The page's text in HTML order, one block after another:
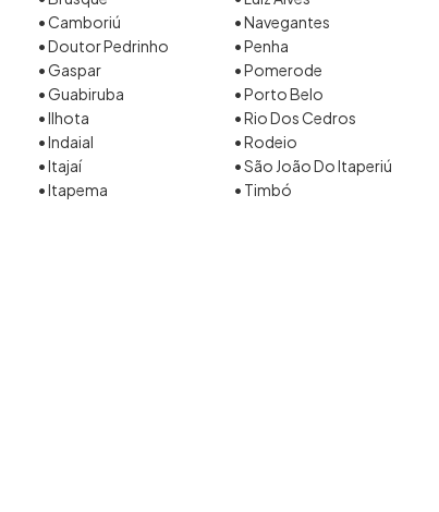
• Camboriú
• Doutor Pedrinho
• Gaspar
• Guabiruba
• Ilhota
• Indaial
• Itajaí
• Itapema
• Navegantes
• Penha
• Pomerode
• Porto Belo
• Rio Dos Cedros
• Rodeio
• São João Do Itaperiú
• Timbó